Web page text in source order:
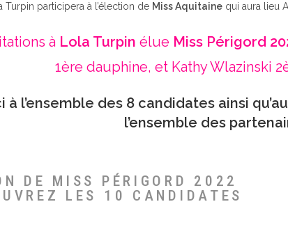
Turpin participera à l’élection de Miss Aquitaine qui aura lieu
à Lola Turpin élue Miss Périgord
1ère dauphine, et Kathy Wlazinski
à l’ensemble des 8 candidates ainsi
l’ensemble des
DE MISS PÉRIGORD 2022
LES 10 CANDIDATES